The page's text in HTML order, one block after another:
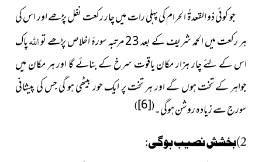
جو کوئی ذو القعدۃُ الحرام کی پہلی رات میں چار رکعت نفل پڑھے اور اس کی
ہر رکعت میں الحمد شریف کے بعد 23 مرتبہ سورۂ اخلاص پڑھے تو
اللہپاک
اس کے لئے چار ہزار مکان یاقوت سرخ کے بنائے گا اور ہر مکان میں
جواہر کے تخت ہوں گے اور ہر تخت پر ایک حور بیٹھی ہو گی جس کی پیشانی
سورج سے زیادہ روشن ہوگی۔(
[6]
)
2)بخشش نصیب ہوگی: